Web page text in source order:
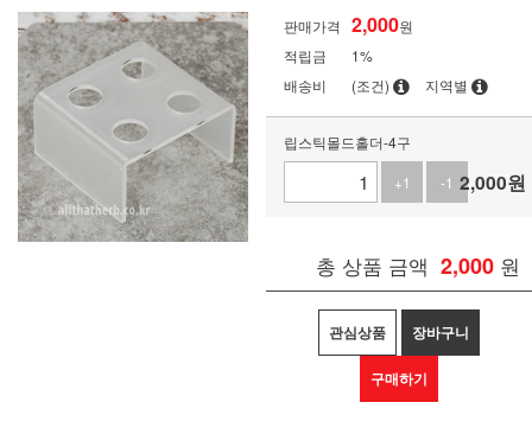
판매가격 2,000원
적립금
1%
배송비
(조건) 지역별
립스틱몰드홀더-4구
+1
-1 2,000원
총 상품 금액 2,000 원
관심상품 장바구니
구매하기